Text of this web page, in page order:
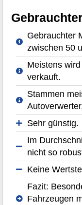
Gebrauchter
zwischen 50
Meistens
verkauft.
Stammen
Sehr günstig.
Im
nicht so
Keine
Fazit:
Fahrzeugen